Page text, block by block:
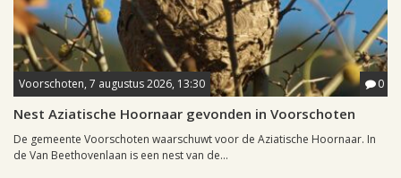
Voorschoten, 7 augustus 2026, 13:30 0
Nest Aziatische Hoornaar gevonden in Voorschoten
De gemeente Voorschoten waarschuwt voor de Aziatische Hoornaar. In
de Van Beethovenlaan is een nest van de...